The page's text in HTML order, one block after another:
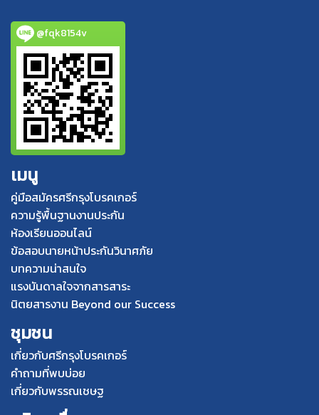
@fqk8154v
เมนู
คู่มือสมัครศรีกรุงโบรคเกอร์
ความรู้พื้นฐานงานประกัน
ห้องเรียนออนไลน์
ข้อสอบนายหน้าประกันวินาศภัย
บทความน่าสนใจ
แรงบันดาลใจจากสารสาระ
นิตยสารงาน Beyond our Success
ชุมชน
เกี่ยวกับศรีกรุงโบรคเกอร์
คำถามที่พบบ่อย
เกี่ยวกับพรรณเชษฐ